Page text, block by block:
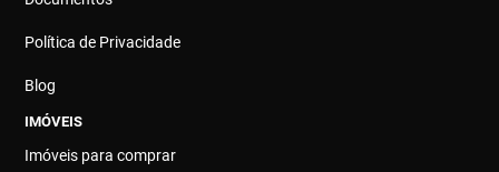
Política de Privacidade
Blog
IMÓVEIS
Imóveis para comprar